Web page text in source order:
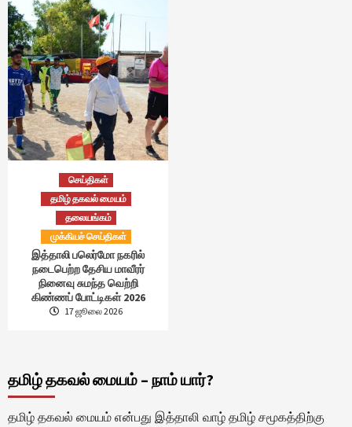
செய்திகள்
தமிழ் தகவல் மையம்
தலையங்கம்
முக்கியச் செய்திகள்
இத்தாலி பலெர்மோ நகரில்
நடைபெற்ற தேசிய மாவீரர்
நினைவு சுமந்த வெற்றி
கிண்ணப் போட்டிகள் 2026
17 ஜூலை 2026
தமிழ் தகவல் மையம் – நாம் யார்?
தமிழ் தகவல் மையம் என்பது இத்தாலி வாழ் தமிழ் சமூகத்திற்கு